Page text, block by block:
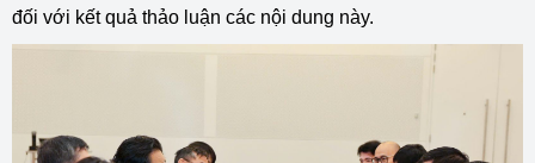
đối với kết quả thảo luận các nội dung này.